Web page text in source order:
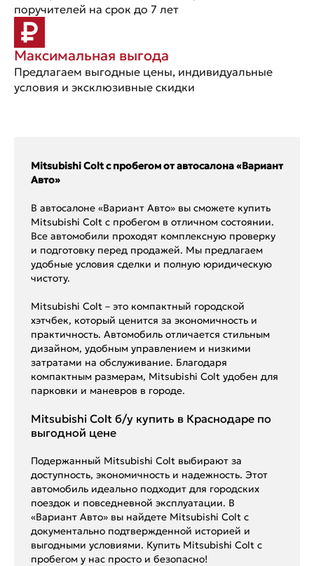
поручителей на срок до 7 лет
Максимальная выгода
Предлагаем выгодные цены, индивидуальные
условия и эксклюзивные скидки
Mitsubishi Colt с пробегом от автосалона «Вариант
Авто»
В автосалоне «Вариант Авто» вы сможете купить
Mitsubishi Colt с пробегом в отличном состоянии.
Все автомобили проходят комплексную проверку
и подготовку перед продажей. Мы предлагаем
удобные условия сделки и полную юридическую
чистоту.
Mitsubishi Colt – это компактный городской
хэтчбек, который ценится за экономичность и
практичность. Автомобиль отличается стильным
дизайном, удобным управлением и низкими
затратами на обслуживание. Благодаря
компактным размерам, Mitsubishi Colt удобен для
парковки и маневров в городе.
Mitsubishi Colt б/у купить в Краснодаре по
выгодной цене
Подержанный Mitsubishi Colt выбирают за
доступность, экономичность и надежность. Этот
автомобиль идеально подходит для городских
поездок и повседневной эксплуатации. В
«Вариант Авто» вы найдете Mitsubishi Colt с
документально подтвержденной историей и
выгодными условиями. Купить Mitsubishi Colt с
пробегом у нас просто и безопасно!